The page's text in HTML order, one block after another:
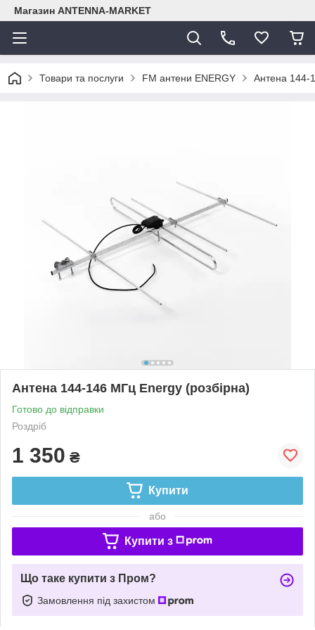
Магазин ANTENNA-MARKET
Товари та послуги FM антени ENERGY Антена 144-
Антена 144-146 МГц Energy (розбірна)
Готово до відправки
Роздріб
1 350 ₴
Купити
або
Купити з
Що таке купити з Пром?
Замовлення під захистом